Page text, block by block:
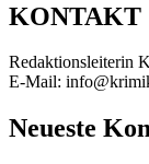
KONTAKT
Redaktionsleiterin
E-Mail:
Neueste